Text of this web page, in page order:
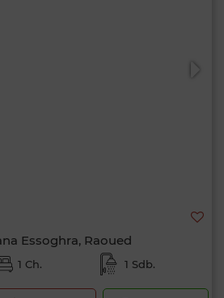
Essoghra, Raoued
1 Ch. 1 Sdb.